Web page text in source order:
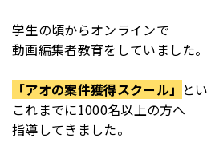
学生の頃からオンラインで
動画編集者教育をしていました。
「アオの案件獲得スクール」 と
これまでに1000名以上の方へ
指導してきました。